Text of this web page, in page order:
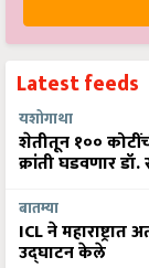
Latest feeds
यशोगाथा
शेतीतून १००
क्रांती घडवणार डॉ.
बातम्या
ICL ने
उद्घाटन केले